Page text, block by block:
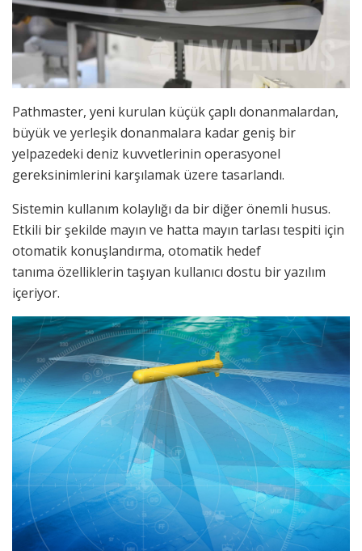
Pathmaster, yeni kurulan küçük çaplı donanmalardan,
büyük ve yerleşik donanmalara kadar geniş bir
yelpazedeki deniz kuvvetlerinin operasyonel
gereksinimlerini karşılamak üzere tasarlandı.
Sistemin kullanım kolaylığı da bir diğer önemli husus.
Etkili bir şekilde mayın ve hatta mayın tarlası tespiti için
otomatik konuşlandırma, otomatik hedef
tanıma özelliklerin taşıyan kullanıcı dostu bir yazılım
içeriyor.